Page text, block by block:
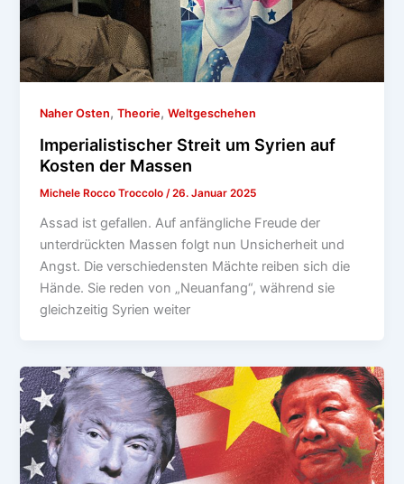
Naher Osten,Theorie,Weltgeschehen
Imperialistischer Streit um Syrien auf
Kosten der Massen
Michele Rocco Troccolo/26. Januar 2025
Assad ist gefallen. Auf anfängliche Freude der
unterdrückten Massen folgt nun Unsicherheit und
Angst. Die verschiedensten Mächte reiben sich die
Hände. Sie reden von „Neuanfang“, während sie
gleichzeitig Syrien weiter